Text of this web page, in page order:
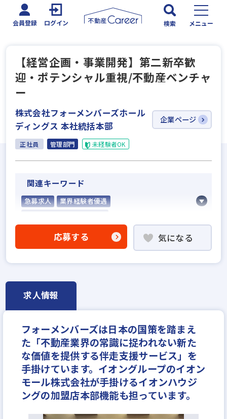
会員登録 ログイン 検索 メニュー
【経営企画・事業開発】第二新卒歓
迎・ポテンシャル重視/不動産ベンチャ
ー
株式会社フォーメンバーズホール
ディングス 本社統括本部
企業ページ
正社員 管理部門 未経験者OK
関連キーワード
急募求人
業界経験者優遇
業界未経験歓迎
既卒・第2新卒歓迎
成果給が充実
ノルマ無し
休日シフト制
応募する 気になる
求人情報
フォーメンバーズは日本の国策を踏まえ
た「不動産業界の常識に捉われない新た
な価値を提供する伴走支援サービス」を
手掛けています。イオングループのイオン
モール株式会社が手掛けるイオンハウジ
ングの加盟店本部機能も担っています。